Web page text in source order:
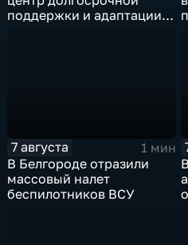
поддержки и адаптации
7 августа
1 мин
В Белгороде отразили
массовый налет
беспилотников ВСУ